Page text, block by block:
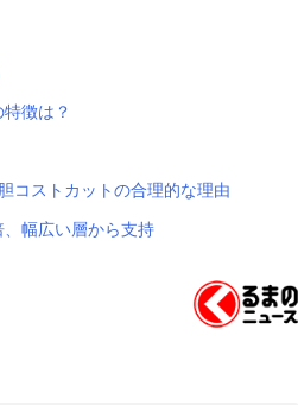
徴は？
コストカットの合理的な理由
幅広い層から支持